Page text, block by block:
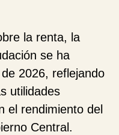
la renta, la
se ha
2026, reflejando
utilidades
el rendimiento del
Central.